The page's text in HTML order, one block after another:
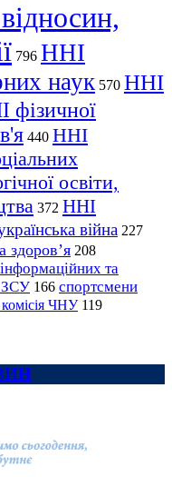
796 ННІ
наук 570 ННІ
фізичної
440 ННІ
освіти,
372 ННІ
війна 227
здоров’я 208
та
ЗСУ 166 спортсмени
ЧНУ 119